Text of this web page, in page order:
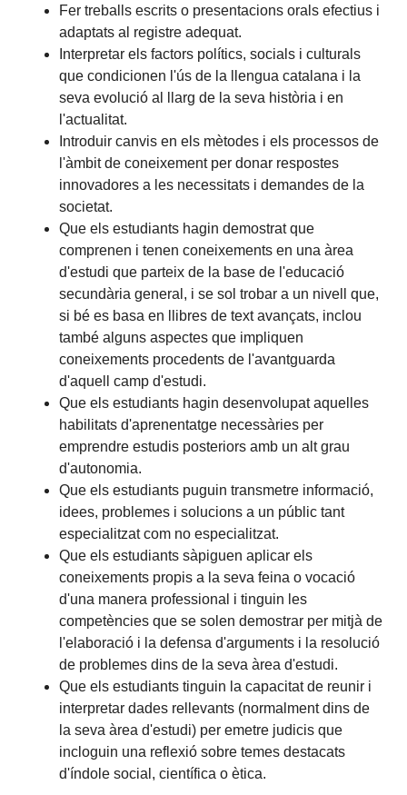
Fer treballs escrits o presentacions orals efectius i
adaptats al registre adequat.
Interpretar els factors polítics, socials i culturals
que condicionen l'ús de la llengua catalana i la
seva evolució al llarg de la seva història i en
l'actualitat.
Introduir canvis en els mètodes i els processos de
l'àmbit de coneixement per donar respostes
innovadores a les necessitats i demandes de la
societat.
Que els estudiants hagin demostrat que
comprenen i tenen coneixements en una àrea
d'estudi que parteix de la base de l'educació
secundària general, i se sol trobar a un nivell que,
si bé es basa en llibres de text avançats, inclou
també alguns aspectes que impliquen
coneixements procedents de l'avantguarda
d'aquell camp d'estudi.
Que els estudiants hagin desenvolupat aquelles
habilitats d'aprenentatge necessàries per
emprendre estudis posteriors amb un alt grau
d'autonomia.
Que els estudiants puguin transmetre informació,
idees, problemes i solucions a un públic tant
especialitzat com no especialitzat.
Que els estudiants sàpiguen aplicar els
coneixements propis a la seva feina o vocació
d'una manera professional i tinguin les
competències que se solen demostrar per mitjà de
l'elaboració i la defensa d'arguments i la resolució
de problemes dins de la seva àrea d'estudi.
Que els estudiants tinguin la capacitat de reunir i
interpretar dades rellevants (normalment dins de
la seva àrea d'estudi) per emetre judicis que
incloguin una reflexió sobre temes destacats
d'índole social, científica o ètica.